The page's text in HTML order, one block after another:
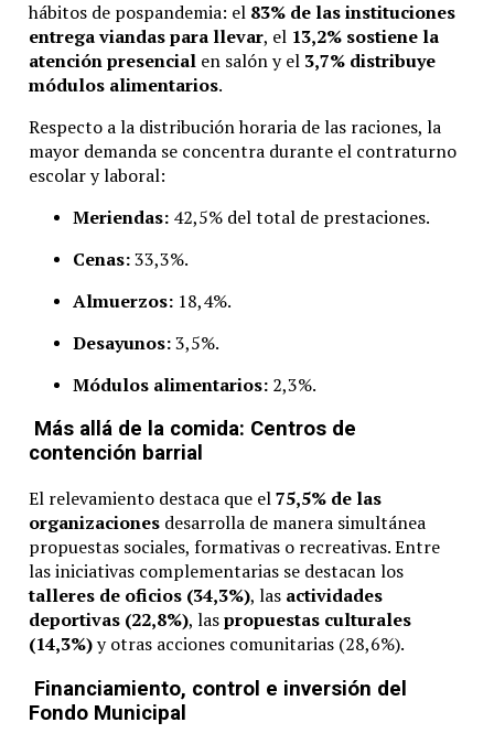
hábitos de pospandemia: el 83% de las instituciones
entrega viandas para llevar, el 13,2% sostiene la
atención presencialen salón y el 3,7% distribuye
módulos alimentarios.
Respecto a la distribución horaria de las raciones, la
mayor demanda se concentra durante el contraturno
escolar y laboral:
Meriendas:42,5% del total de prestaciones.
Cenas:33,3%.
Almuerzos:18,4%.
Desayunos:3,5%.
Módulos alimentarios:2,3%.
Más allá de la comida: Centros de
contención barrial
El relevamiento destaca que el75,5% de las
organizacionesdesarrolla de manera simultánea
propuestas sociales, formativas o recreativas. Entre
las iniciativas complementarias se destacan los
talleres de oficios (34,3%), las actividades
deportivas (22,8%), laspropuestas culturales
(14,3%)y otras acciones comunitarias (28,6%).
Financiamiento, control e inversión del
Fondo Municipal